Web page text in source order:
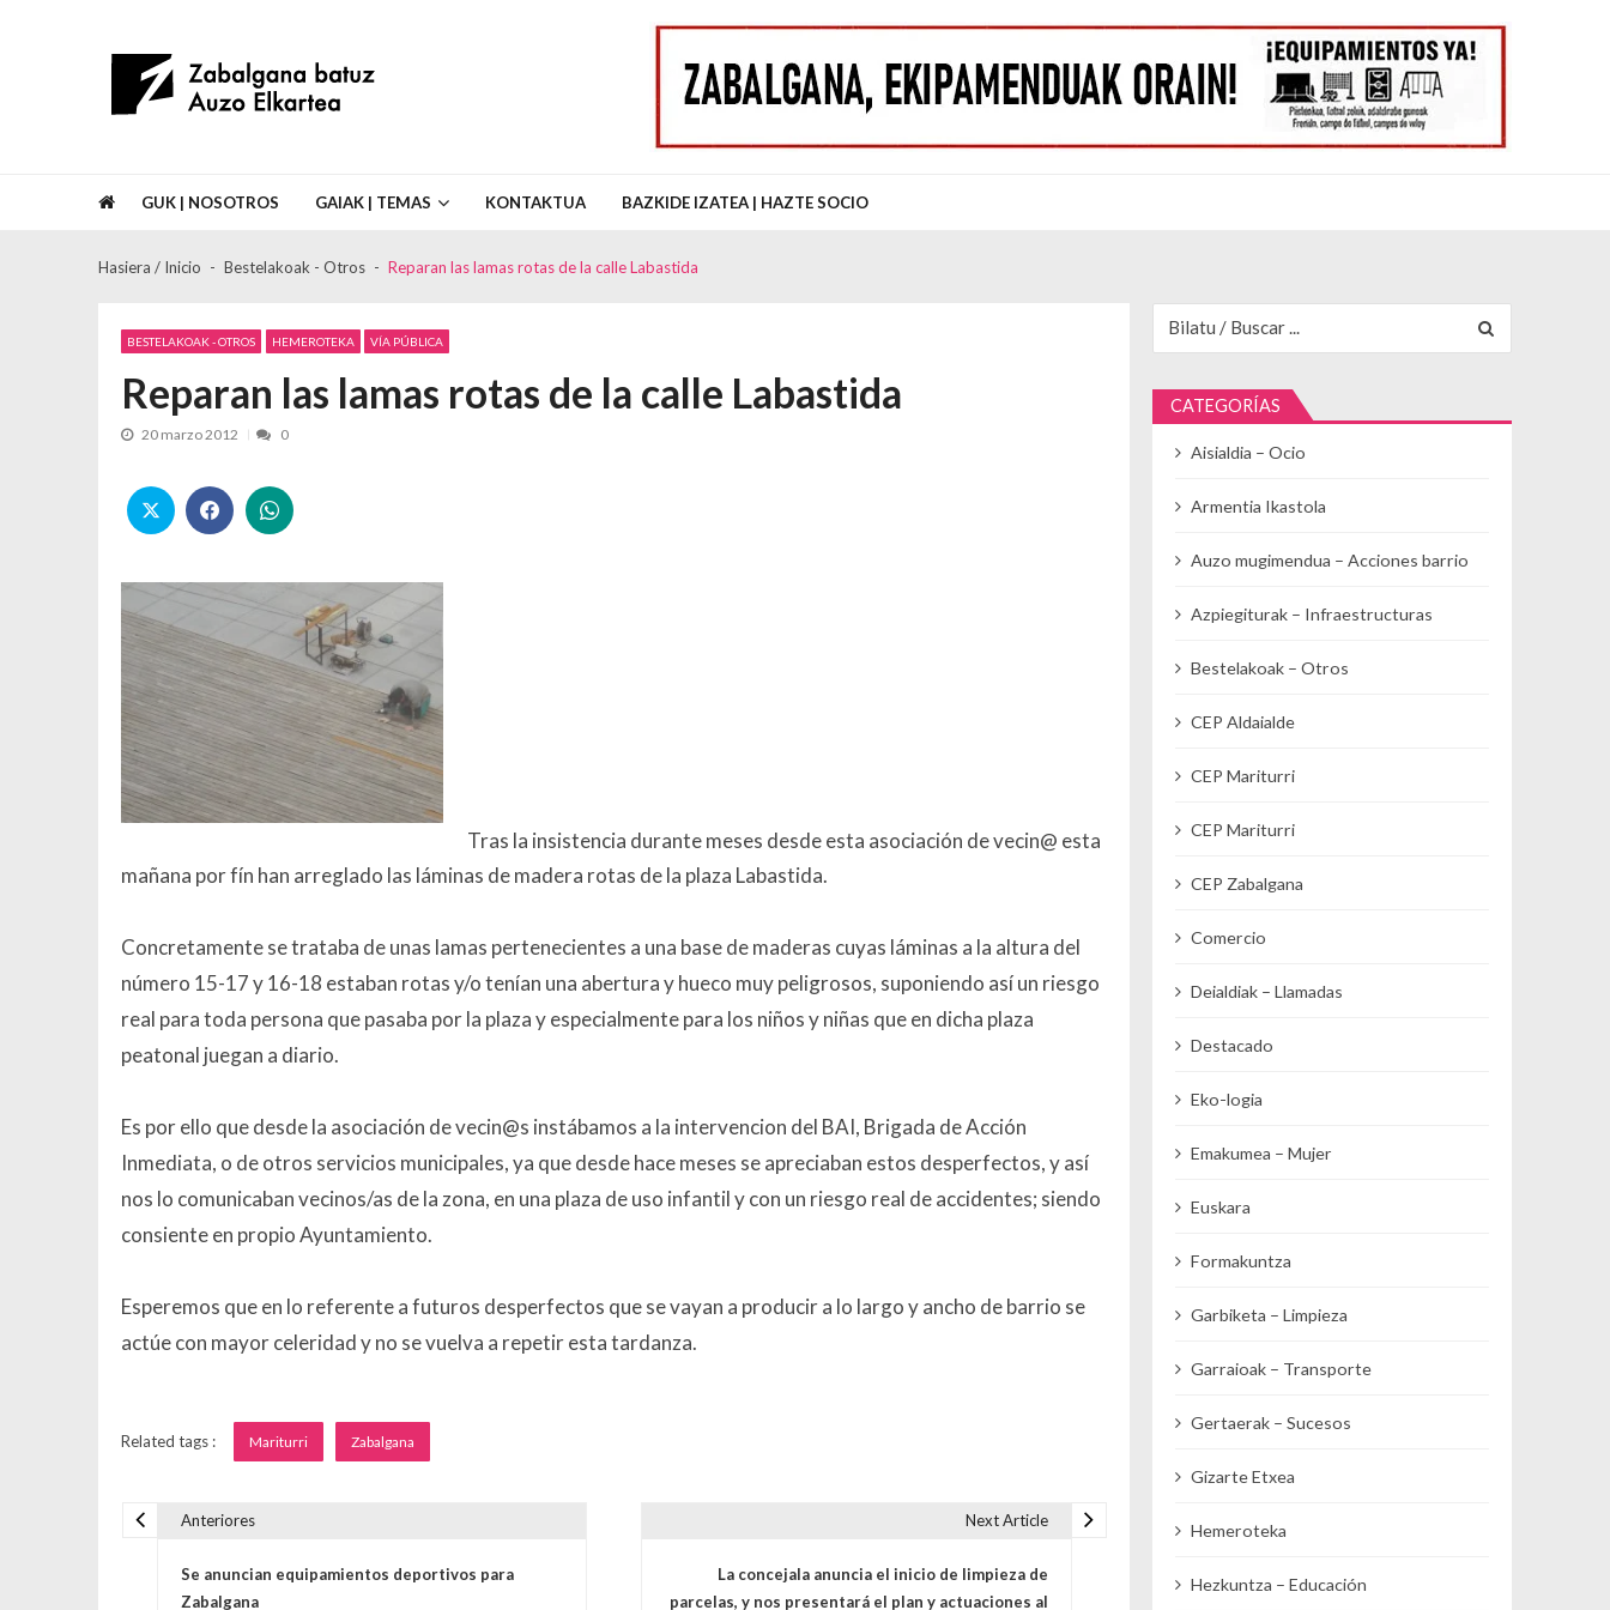
Asociación de Vecinos Zabalgana Batuz Auzo Elkartea
GUK | NOSOTROS GAIAK | TEMAS KONTAKTUA BAZKIDE IZATEA | HAZTE SOCIO
Hasiera / Inicio Bestelakoak - Otros Reparan las lamas rotas de la calle Labastida
BESTELAKOAK - OTROS HEMEROTEKA VÍA PÚBLICA
Reparan las lamas rotas de la calle Labastida
20 marzo 2012 0
Tras la insistencia durante meses desde esta asociación de vecin@ esta
mañana por fín han arreglado las láminas de madera rotas de la plaza Labastida.
Concretamente se trataba de unas lamas pertenecientes a una base de maderas cuyas láminas a la altura del
número 15-17 y 16-18 estaban rotas y/o tenían una abertura y hueco muy peligrosos, suponiendo así un riesgo
real para toda persona que pasaba por la plaza y especialmente para los niños y niñas que en dicha plaza
peatonal juegan a diario.
Es por ello que desde la asociación de vecin@s instábamos a la intervencion del BAI, Brigada de Acción
Inmediata, o de otros servicios municipales, ya que desde hace meses se apreciaban estos desperfectos, y así
nos lo comunicaban vecinos/as de la zona, en una plaza de uso infantil y con un riesgo real de accidentes; siendo
consiente en propio Ayuntamiento.
Esperemos que en lo referente a futuros desperfectos que se vayan a producir a lo largo y ancho de barrio se
actúe con mayor celeridad y no se vuelva a repetir esta tardanza.
Related tags : Mariturri Zabalgana
Anteriores
Se anuncian equipamientos deportivos para
Zabalgana
Next Article
La concejala anuncia el inicio de limpieza de
parcelas, y nos presentará el plan y actuaciones al
CATEGORÍAS
Aisialdia – Ocio
Armentia Ikastola
Auzo mugimendua – Acciones barrio
Azpiegiturak – Infraestructuras
Bestelakoak – Otros
CEP Aldaialde
CEP Mariturri
CEP Mariturri
CEP Zabalgana
Comercio
Deialdiak – Llamadas
Destacado
Eko-logia
Emakumea – Mujer
Euskara
Formakuntza
Garbiketa – Limpieza
Garraioak – Transporte
Gertaerak – Sucesos
Gizarte Etxea
Hemeroteka
Hezkuntza – Educación